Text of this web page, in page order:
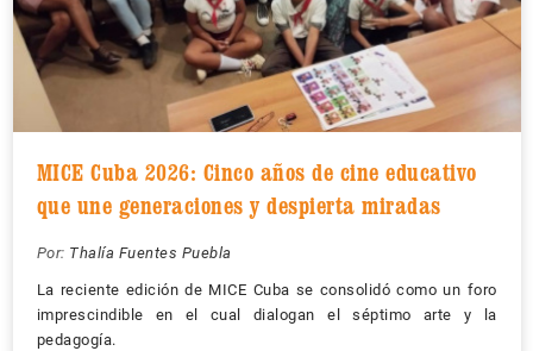
MICE Cuba 2026: Cinco años de cine educativo
que une generaciones y despierta miradas
Por: Thalía Fuentes Puebla
La reciente edición de MICE Cuba se consolidó como un foro
imprescindible en el cual dialogan el séptimo arte y la
pedagogía.